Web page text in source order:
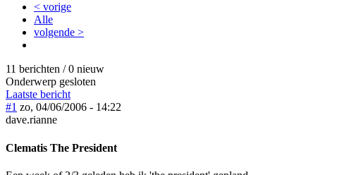
< vorige
Alle
volgende >
11 berichten / 0 nieuw
Onderwerp gesloten
Laatste bericht
#1 zo, 04/06/2006 - 14:22
dave.rianne
Clematis The President